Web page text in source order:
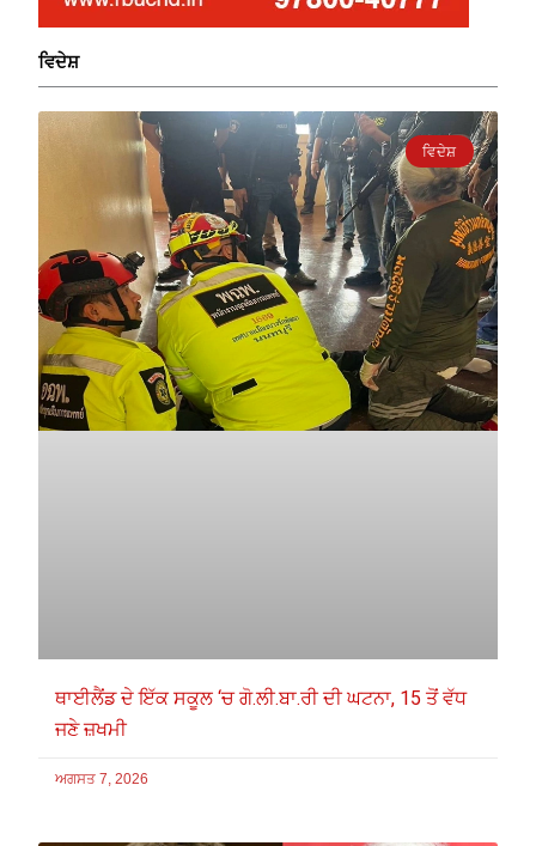
ਵਿਦੇਸ਼
ਵਿਦੇਸ਼
ਥਾਈਲੈਂਡ ਦੇ ਇੱਕ ਸਕੂਲ ‘ਚ ਗੋ.ਲੀ.ਬਾ.ਰੀ ਦੀ ਘਟਨਾ, 15 ਤੋਂ ਵੱਧ
ਜਣੇ ਜ਼ਖਮੀ
ਅਗਸਤ 7, 2026